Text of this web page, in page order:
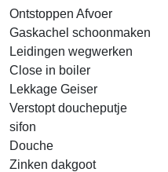
Ontstoppen Afvoer
Gaskachel schoonmaken
Leidingen wegwerken
Close in boiler
Lekkage Geiser
Verstopt doucheputje
sifon
Douche
Zinken dakgoot